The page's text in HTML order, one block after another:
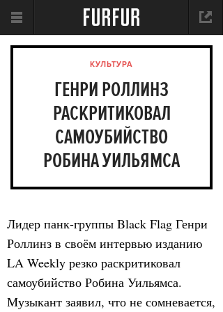
КУЛЬТУРА
ГЕНРИ РОЛЛИНЗ
РАСКРИТИКОВАЛ
САМОУБИЙСТВО
РОБИНА УИЛЬЯМСА
Лидер панк-группы Black Flag Генри
Роллинз в своём интервью изданию
LA Weekly резко раскритиковал
самоубийство Робина Уильямса.
Музыкант заявил, что не сомневается,